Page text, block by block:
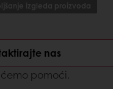
izgleda proizvoda
nas
pomoći.